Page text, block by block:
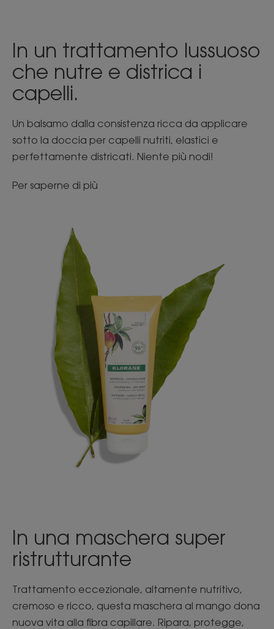
In un trattamento lussuoso
che nutre e districa i
capelli.
Un balsamo dalla consistenza ricca da applicare
sotto la doccia per capelli nutriti, elastici e
perfettamente districati. Niente più nodi!
Per saperne di più
In una maschera super
ristrutturante
Trattamento eccezionale, altamente nutritivo,
cremoso e ricco, questa maschera al mango dona
nuova vita alla fibra capillare. Ripara, protegge,